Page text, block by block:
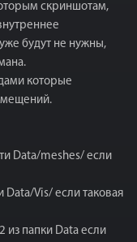
скриншотам,
будут не нужны,
которые
Data/meshes/ если
Data/Vis/ если таковая
из папки Data если